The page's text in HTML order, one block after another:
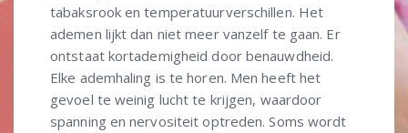
tabaksrook en temperatuurverschillen. Het
ademen lijkt dan niet meer vanzelf te gaan. Er
ontstaat kortademigheid door benauwdheid.
Elke ademhaling is te horen. Men heeft het
gevoel te weinig lucht te krijgen, waardoor
spanning en nervositeit optreden. Soms wordt